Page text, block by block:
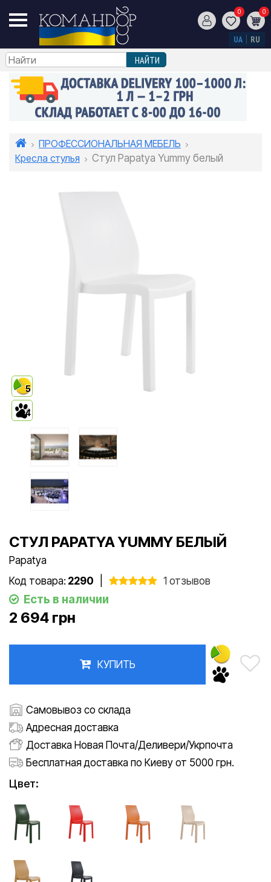
0 0
UA RU
ПРОФЕССИОНАЛЬНАЯ МЕБЕЛЬ
Кресла стулья
Стул Papatya Yummy белый
5
4
СТУЛ PAPATYA YUMMY БЕЛЫЙ
Papatya
Код товара: 2290 1 отзывов
Есть в наличии
2 694 грн
КУПИТЬ
Самовывоз со склада
Адресная доставка
Доставка Новая Почта/Деливери/Укрпочта
Бесплатная доставка по Киеву от 5000 грн.
Цвет: